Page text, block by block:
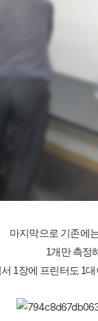
마지막으로 기존에
1개만 측정
1장에 프린터도 1